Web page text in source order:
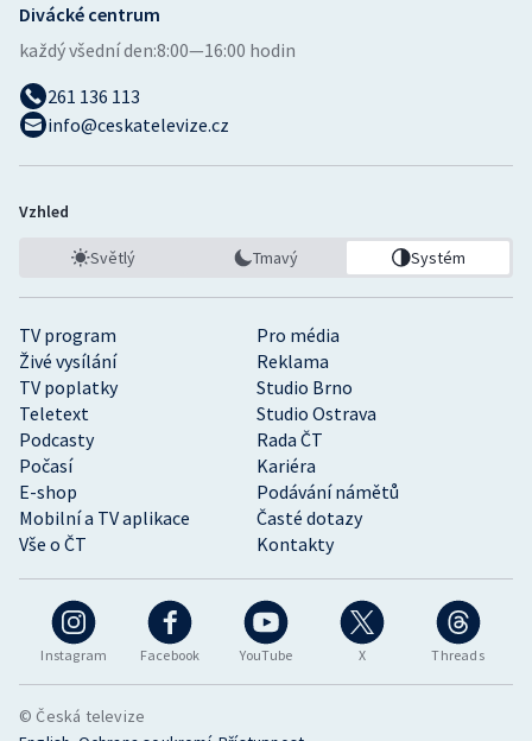
Instagram Facebook YouTube X Threads
TV program
Pro média
Živé vysílání
Reklama
TV poplatky
Studio Brno
Teletext
Studio Ostrava
Podcasty
Rada ČT
Počasí
Kariéra
E-shop
Podávání námětů
Mobilní a TV aplikace
Časté dotazy
Vše o ČT
Kontakty
Divácké centrum
každý všední den:8:00—16:00 hodin
261 136 113
info@ceskatelevize.cz
Vzhled
Světlý Tmavý Systém
© Česká televize